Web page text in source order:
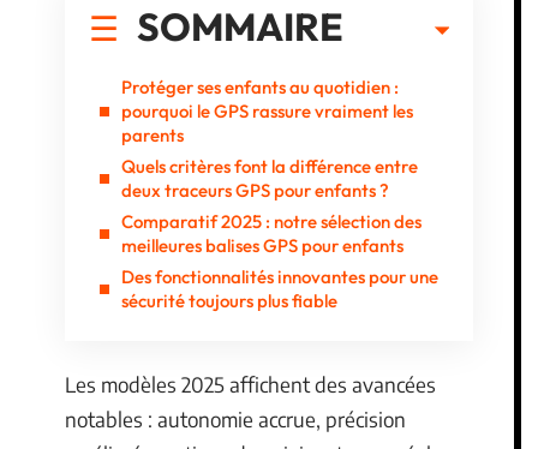
SOMMAIRE
Protéger ses enfants au quotidien :
pourquoi le GPS rassure vraiment les
parents
Quels critères font la différence entre
deux traceurs GPS pour enfants ?
Comparatif 2025 : notre sélection des
meilleures balises GPS pour enfants
Des fonctionnalités innovantes pour une
sécurité toujours plus fiable
Les modèles 2025 affichent des avancées
notables : autonomie accrue, précision